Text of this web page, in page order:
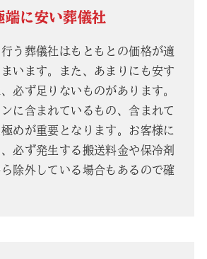
端に安い葬儀社
う葬儀社はもともとの価格が適
います。また、あまりにも安す
必ず足りないものがあります。
に含まれているもの、含まれて
めが重要となります。お客様に
必ず発生する搬送料金や保冷剤
除外している場合もあるので確